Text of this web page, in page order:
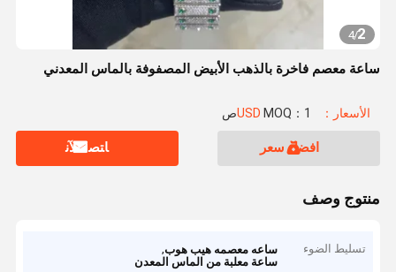
2
/
4
ساعة معصم فاخرة بالذهب الأبيض المصفوفة بالماس المعدني
الأسعار：USD MOQ：1ص
افضل سعر ﺎﺘﺼﻟ ﺍﻶﻧ
منتوج وصف
تسليط الضوء ساعه معصمه هيب هوب,
ساعة معلبة من الماس المعدن